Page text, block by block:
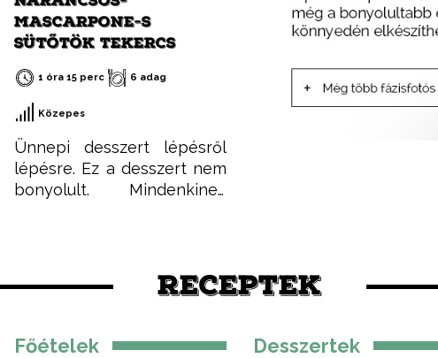
MASCARPONE-S
SÜTŐTÖK TEKERCS
1 óra 15 perc 6 adag
Közepes
Ünnepi desszert lépésről
lépésre. Ez a desszert nem
bonyolult. Mindenkinek
RECEPTEK
Főételek Desszertek